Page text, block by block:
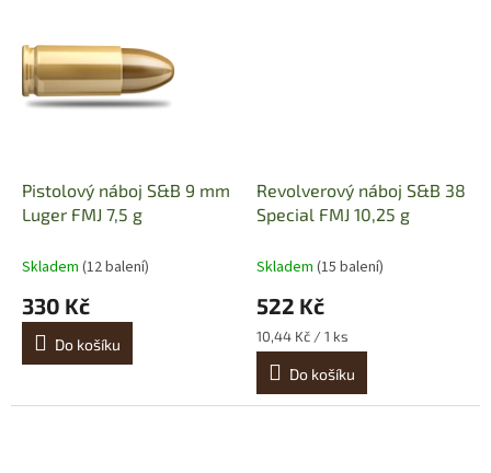
Pistolový náboj S&B 9 mm
Luger FMJ 7,5 g
Skladem (12 balení)
330 Kč
Do košíku
Revolverový náboj S&B 38
Special FMJ 10,25 g
Skladem (15 balení)
522 Kč
Měrná
cena:
10,44 Kč / 1 ks
Do košíku